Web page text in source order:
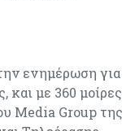
ενημέρωση για
και με 360 μοίρες
Media Group της